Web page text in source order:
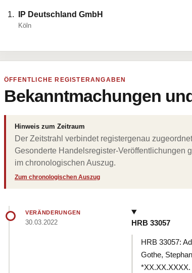
IP Deutschland GmbH
Köln
ÖFFENTLICHE REGISTERANGABEN
Bekanntmachungen
Hinweis zum Zeitraum
Der Zeitstrahl verbindet registergenau
Gesonderte Handelsregister-Veröffentlichungen
im chronologischen Auszug.
Zum chronologischen Auszug
VERÄNDERUNGEN
30.03.2022 HRB 33057
HRB 33057:
Gothe,